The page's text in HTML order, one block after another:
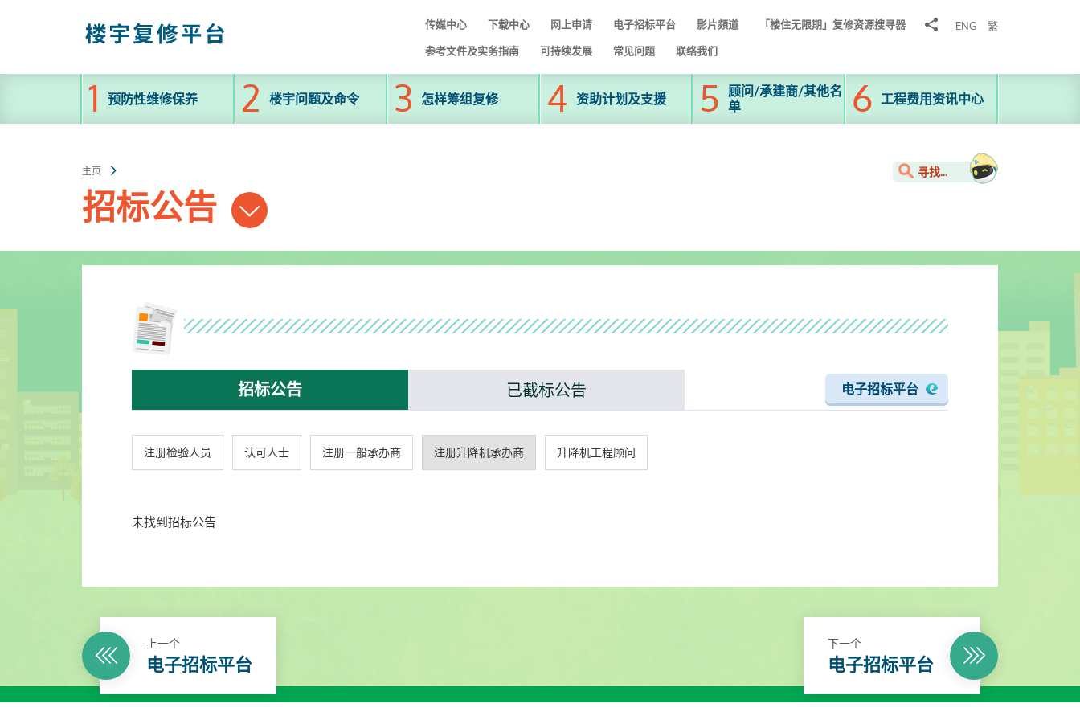
容
传媒中心 下载中心 网上申请 电子招标平台 影片頻道 「楼住无限期」复修资源搜寻器
分
ENG 繁
参考文件及实务指南 可持续发展 常见问题 联络我们
预防性维修保养 楼宇问题及命令 怎样筹组复修 资助计划及支援
顾问/承建商/其他名
单
工程费用资讯中心
主页
招标公告
寻找...
招标公告 已截标公告 电子招标平台
注册检验人员 认可人士 注册一般承办商 注册升降机承办商 升降机工程顾问
未找到招标公告
上一个
电子招标平台
下一个
电子招标平台